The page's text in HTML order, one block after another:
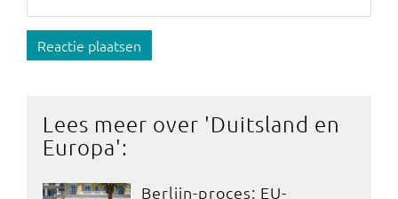
Reactie plaatsen
Lees meer over 'Duitsland en
Europa':
Berlijn-proces: EU-